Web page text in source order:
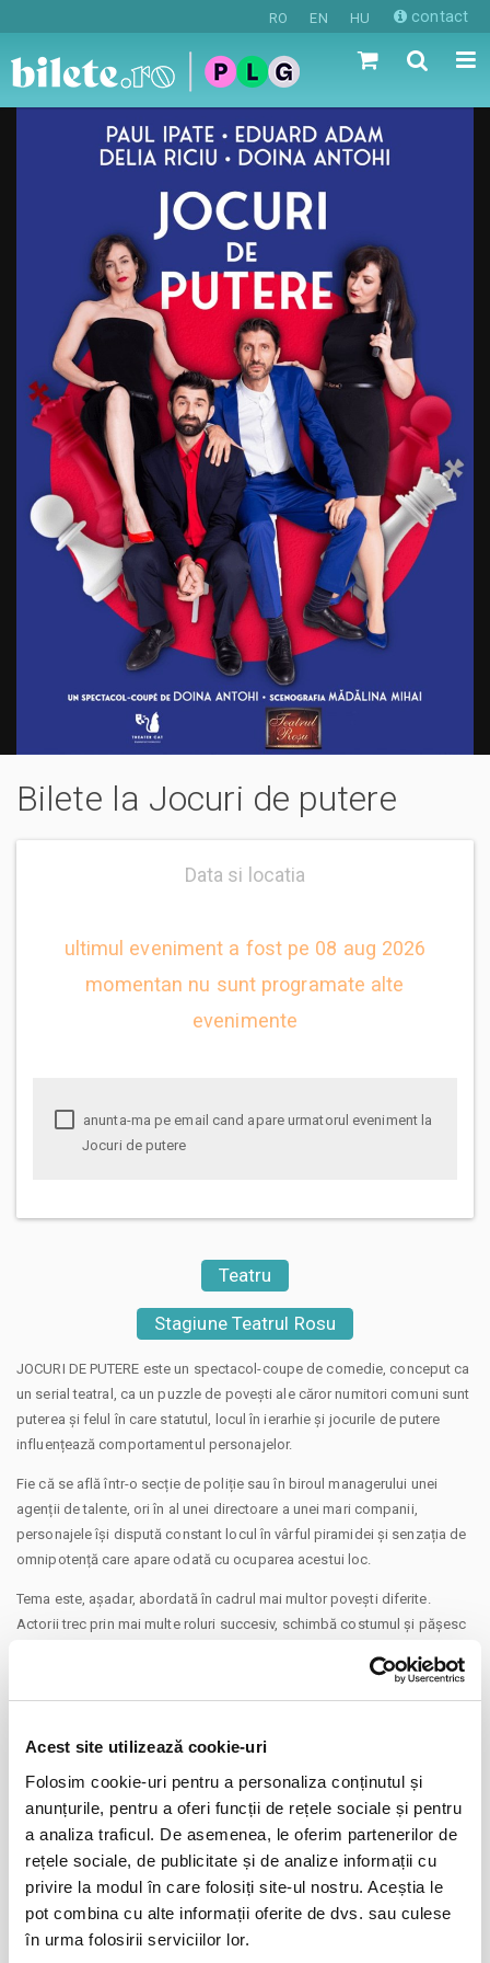
Acest site utilizează cookie-uri
Folosim cookie-uri pentru a personaliza conținutul și
anunțurile, pentru a oferi funcții de rețele sociale și pentru
a analiza traficul. De asemenea, le oferim partenerilor de
rețele sociale, de publicitate și de analize informații cu
privire la modul în care folosiți site-ul nostru. Aceștia le
pot combina cu alte informații oferite de dvs. sau culese
în urma folosirii serviciilor lor.
RO EN HU contact
Bilete la Jocuri de putere
Data si locatia
ultimul eveniment a fost pe 08 aug 2026
momentan nu sunt programate alte
evenimente
Jocuri de putere
Teatru
Stagiune Teatrul Rosu
JOCURI DE PUTERE este un spectacol-coupe de comedie, conceput ca
un serial teatral, ca un puzzle de povești ale căror numitori comuni sunt
puterea și felul în care statutul, locul în ierarhie și jocurile de putere
influențează comportamentul personajelor.
Fie că se află într-o secție de poliție sau în biroul managerului unei
agenții de talente, ori în al unei directoare a unei mari companii,
personajele își dispută constant locul în vârful piramidei și senzația de
omnipotență care apare odată cu ocuparea acestui loc.
Tema este, așadar, abordată în cadrul mai multor povești diferite.
Actorii trec prin mai multe roluri succesiv, schimbă costumul și pășesc
dramaturgi americani contemporani), se transmite, foarte subtil, ideea
subteran care leagă tot de toate, ca un circuit electric.
Textele scurte americane contemporane (așa-numitele piese de 10
minute) sunt comedii puternice, care esențializează situațiile alese
pentru a transmite un mesaj care are forța unei senzații bruște, intense.
Distribuție: Paul Ipate, Eduard Adam, Delia Riciu, Doina Antohi.
CONTINUARE
Distribuie aceasta pagina